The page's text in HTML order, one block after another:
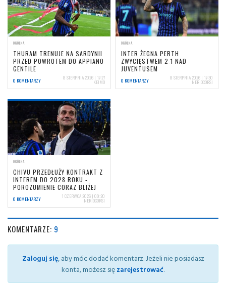
OGÓLNA
THURAM TRENUJE NA SARDYNII
PRZED POWROTEM DO APPIANO
GENTILE
0 KOMENTARZY 8 SIERPNIA 2026 | 17:27
KEJMO
OGÓLNA
INTER ŻEGNA PERTH
ZWYCIĘSTWEM 2:1 NAD
JUVENTUSEM
0 KOMENTARZY 8 SIERPNIA 2026 | 17:30
NERIOCORSI
OGÓLNA
CHIVU PRZEDŁUŻY KONTRAKT Z
INTEREM DO 2028 ROKU -
POROZUMIENIE CORAZ BLIŻEJ
0 KOMENTARZY 1 CZERWCA 2026 | 09:20
NERIOCORSI
KOMENTARZE: 9
Zaloguj się, aby móc dodać komentarz. Jeżeli nie posiadasz
konta, możesz sięzarejestrować.